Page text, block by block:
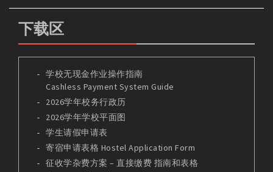
下载区
学校无现金作业操作指南
Cashless Payment System Guide
2026学年校务行政历
2026学年学校平面图
学生请假申请表
寄宿申请表格 Hostel Application Form
征收学杂费方案 – 直接缴费 指南和表格